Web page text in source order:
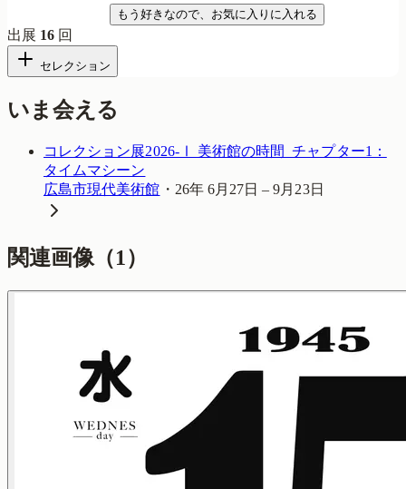
もう好きなので、お気に入りに入れる
出展 16 回
セレクション
いま会える
コレクション展2026-Ⅰ 美術館の時間_チャプター1：
タイムマシーン
広島市現代美術館 ・ 26年 6月27日 – 9月23日
関連画像（1）